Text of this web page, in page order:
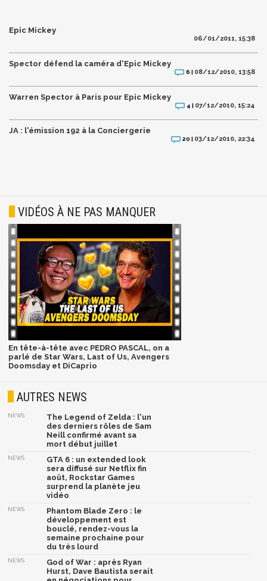
Epic Mickey
06/01/2011, 15:38
Spector défend la caméra d'Epic Mickey
6 | 08/12/2010, 13:58
Warren Spector à Paris pour Epic Mickey
4 | 07/12/2010, 15:24
JA : l'émission 192 à la Conciergerie
20 | 03/12/2010, 22:34
VIDÉOS À NE PAS MANQUER
En tête-à-tête avec PEDRO PASCAL, on a
parlé de Star Wars, Last of Us, Avengers
Doomsday et DiCaprio
AUTRES NEWS
NEWS
The Legend of Zelda : l'un
des derniers rôles de Sam
Neill confirmé avant sa
mort début juillet
NEWS
GTA 6 : un extended look
sera diffusé sur Netflix fin
août, Rockstar Games
surprend la planète jeu
vidéo
NEWS
Phantom Blade Zero : le
développement est
bouclé, rendez-vous la
semaine prochaine pour
du très lourd
NEWS
God of War : après Ryan
Hurst, Dave Bautista serait